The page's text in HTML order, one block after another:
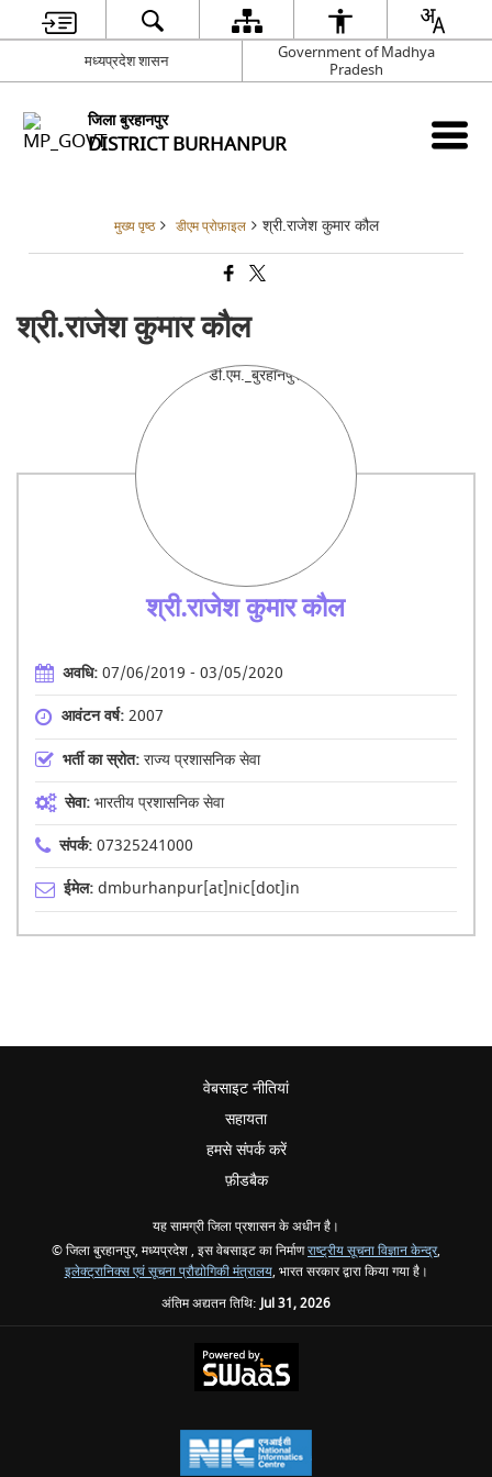
मध्यप्रदेश शासन
Government of Madhya
Pradesh
जिला बुरहानपुर
DISTRICT BURHANPUR
मुख्य पृष्ठ डीएम प्रोफ़ाइल श्री.राजेश कुमार कौल
श्री.राजेश कुमार कौल
श्री.राजेश कुमार कौल
अवधि:07/06/2019 - 03/05/2020
आवंटन वर्ष:2007
भर्ती का स्रोत:राज्य प्रशासनिक सेवा
सेवा:भारतीय प्रशासनिक सेवा
संपर्क:07325241000
ईमेल:dmburhanpur[at]nic[dot]in
वेबसाइट नीतियां
सहायता
हमसे संपर्क करें
फ़ीडबैक
यह सामग्री जिला प्रशासन के अधीन है।
© जिला बुरहानपुर, मध्यप्रदेश , इस वेबसाइट का निर्माणराष्ट्रीय सूचना विज्ञान केन्द्र,
इलेक्ट्रानिक्स एवं सूचना प्रौद्योगिकी मंत्रालय, भारत सरकार द्वारा किया गया है।
अंतिम अद्यतन तिथि:Jul 31, 2026